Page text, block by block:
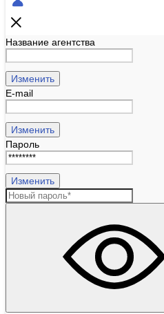
Название агентства
Изменить
E-mail
Изменить
Пароль
Изменить